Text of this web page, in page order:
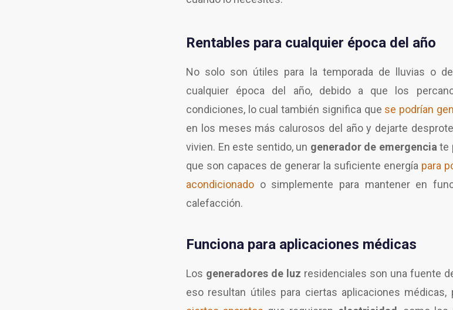
Rentables para cualquier época del año
No solo son útiles para la temporada de lluvias o
cualquier época del año, debido a que los
condiciones, lo cual también significa que se podrían
en los meses más calurosos del año y dejarte
vivien. En este sentido, un generador de emergencia te
que son capaces de generar la suficiente energía para
acondicionado o simplemente para mantener en
calefacción.
Funciona para aplicaciones médicas
Los generadores de luz residenciales son una fuente
eso resultan útiles para ciertas aplicaciones médicas,